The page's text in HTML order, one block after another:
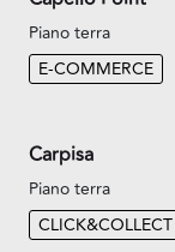
Piano terra
E-COMMERCE
Carpisa
Piano terra
CLICK&COLLECT